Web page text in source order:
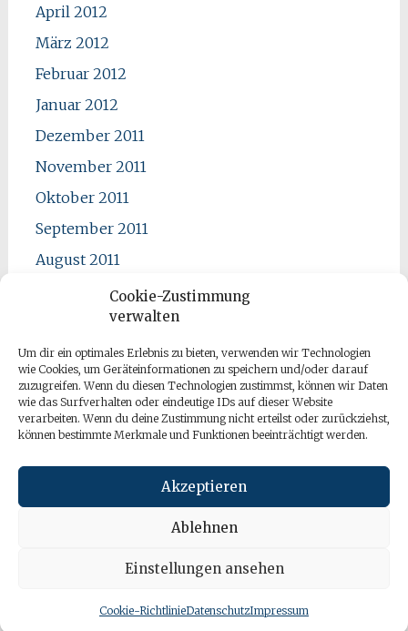
Cookie-Zustimmung
verwalten
Um dir ein optimales Erlebnis zu bieten, verwenden wir Technologien
wie Cookies, um Geräteinformationen zu speichern und/oder darauf
zuzugreifen. Wenn du diesen Technologien zustimmst, können wir Daten
wie das Surfverhalten oder eindeutige IDs auf dieser Website
verarbeiten. Wenn du deine Zustimmung nicht erteilst oder zurückziehst,
können bestimmte Merkmale und Funktionen beeinträchtigt werden.
Akzeptieren
Ablehnen
Einstellungen ansehen
Cookie-RichtlinieDatenschutzImpressum
April 2012
März 2012
Februar 2012
Januar 2012
Dezember 2011
November 2011
Oktober 2011
September 2011
August 2011
Mai 2011
April 2011
von ThemeGrill. Powered byWordPress